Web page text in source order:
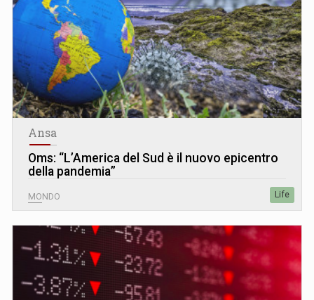
Ansa
Oms: “L’America del Sud è il nuovo epicentro
della pandemia”
MONDO Life